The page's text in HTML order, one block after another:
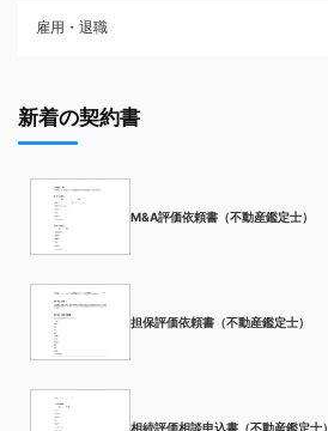
雇用・退職
新着の契約書
M&A評価依頼書（不動産鑑定士）
担保評価依頼書（不動産鑑定士）
相続評価相談申込書（不動産鑑定士）